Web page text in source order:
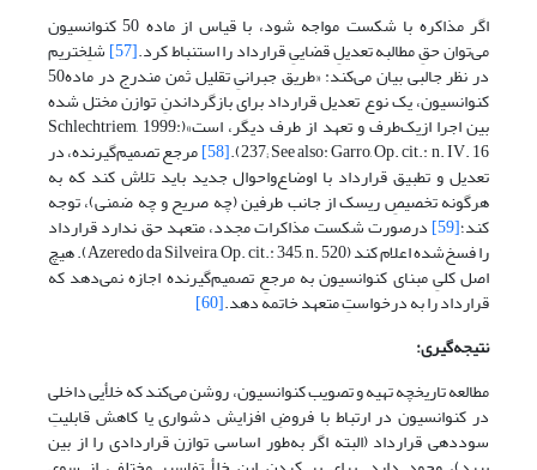
اگر مذاکره با شکست مواجه شود، با قیاس از ماده 50 کنوانسیون
می‌توان حقِ مطالبه تعدیلِ قضاییِ قرارداد را استنباط کرد.[57] شلِختریم
در نظر جالبی بیان می‌کند: «طریق جبرانیِ تقلیل ثمن مندرج در ماده50
کنوانسیون، یک نوع تعدیل قرارداد برای بازگرداندنِ توازن مختل شده
بین اجرا ازیک‌طرف و تعهد از طرف دیگر، است»(Schlechtriem, 1999:
237; See also: Garro, Op. cit.: n. IV. 16).
[58] مرجع تصمیم‌گیرنده، در
تعدیل و تطبیق قرارداد با اوضاع‌واحوال جدید باید تلاش کند که به
هرگونه تخصیصِ ریسک از جانب طرفین (چه صریح و چه ضمنی)، توجه
کند؛[59] درصورت شکست مذاکرات مجدد، متعهد حق ندارد قرارداد
را فسخ‌شده اعلام کند (Azeredo da Silveira, Op. cit.: 345, n. 520). هیچ
اصل کلیِ مبنای کنوانسیون به مرجعِ تصمیم‌گیرنده اجازه نمی‌دهد که
قرارداد را به درخواستِ متعهد خاتمه دهد.[60]
نتیجه‌گیری:
مطالعه تاریخچه تهیه و تصویب کنوانسیون، روشن می‌کند که خلأیی داخلی
در کنوانسیون در ارتباط با فروضِ افزایش دشواری یا کاهش قابلیتِ
سوددهی قرارداد (البته اگر به‌طور اساسی توازن قراردادی را از بین